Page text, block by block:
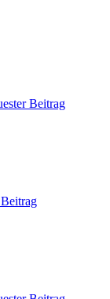
Beitrag